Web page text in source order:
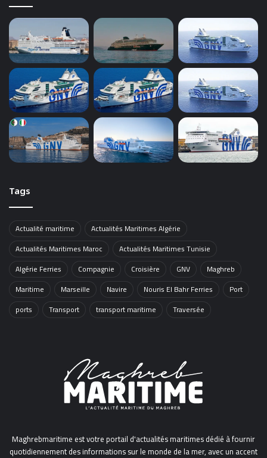
Tags
Actualité maritime
Actualités Maritimes Algérie
Actualités Maritimes Maroc
Actualités Maritimes Tunisie
Algérie Ferries
Compagnie Croisière GNV
Maghreb
Maritime
Marseille Navire Nouris El Bahr Ferries
Port
ports
Transport transport maritime Traversée
Maghrebmaritime est votre portail d'actualités maritimes dédié à fournir
quotidiennement des informations sur le monde de la mer, avec un accent